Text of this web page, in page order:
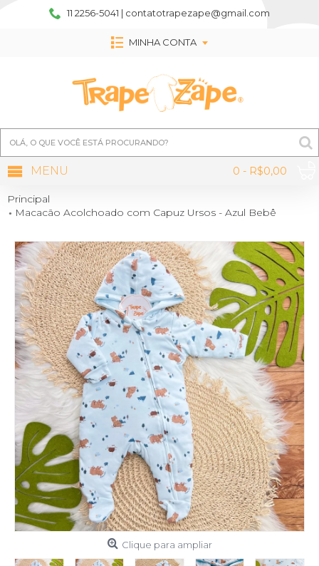
11 2256-5041 | contatotrapezape@gmail.com
MINHA CONTA
0 - R$0,00
MENU
Principal
Macacão Acolchoado com Capuz Ursos - Azul Bebê
Clique para ampliar